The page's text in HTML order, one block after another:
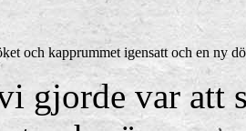
och kapprummet igensatt och en ny
gjorde var att